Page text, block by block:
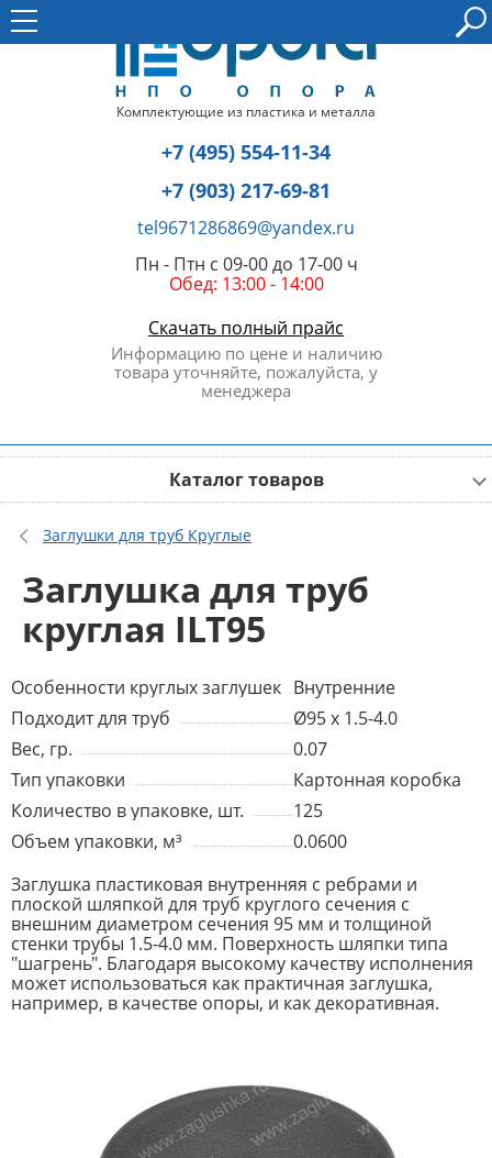
Комплектующие из пластика и металла
+7 (495) 554-11-34
+7 (903) 217-69-81
tel9671286869@yandex.ru
Пн - Птн с 09-00 до 17-00 ч
Обед: 13:00 - 14:00
Скачать полный прайс
Информацию по цене и наличию
товара уточняйте, пожалуйста, у
менеджера
Каталог товаров
Заглушки для труб Круглые
Заглушка для труб
круглая ILT95
Особенности круглых заглушек Внутренние
Подходит для труб
Ø95 x 1.5-4.0
Вес, гр.
0.07
Тип упаковки
Картонная коробка
Количество в упаковке, шт.
125
Объем упаковки, м³
0.0600
Заглушка пластиковая внутренняя с ребрами и
плоской шляпкой для труб круглого сечения с
внешним диаметром сечения 95 мм и толщиной
стенки трубы 1.5-4.0 мм. Поверхность шляпки типа
"шагрень". Благодаря высокому качеству исполнения
может использоваться как практичная заглушка,
например, в качестве опоры, и как декоративная.